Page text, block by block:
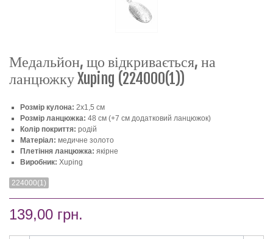
Медальйон, що відкривається, на
ланцюжку Xuping (224000(1))
Розмір кулона: 2х1,5 см
Розмір ланцюжка: 48 см (+7 см додатковий ланцюжок)
Колір покриття: родій
Матеріал: медичне золото
Плетіння ланцюжка: якірне
Виробник: Xuping
224000(1)
139,00 грн.